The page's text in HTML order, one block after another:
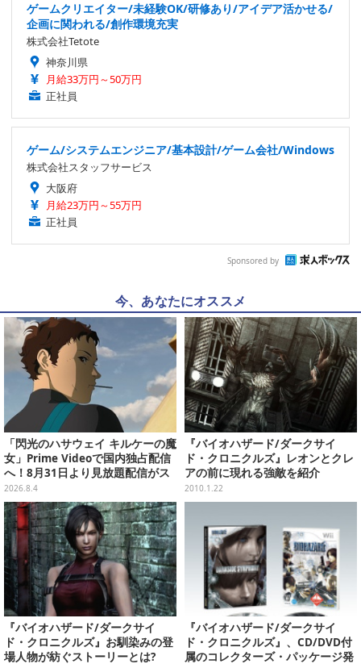
ゲームクリエイター/未経験OK/研修あり/アイデア活かせる/
企画に関われる/創作環境充実
株式会社Tetote
神奈川県
月給33万円～50万円
正社員
ゲーム/システムエンジニア/基本設計/ゲーム会社/Windows
株式会社スタッフサービス
大阪府
月給23万円～55万円
正社員
Sponsored by
今、あなたにオススメ
「閃光のハサウェイ キルケーの魔
女」Prime Videoで国内独占配信
へ！8月31日より見放題配信がス
タート
2026.8.4
『バイオハザード/ダークサイ
ド・クロニクルズ』レオンとクレ
アの前に現れる強敵を紹介
2010.1.22
『バイオハザード/ダークサイ
ド・クロニクルズ』お馴染みの登
場人物が紡ぐストーリーとは?
『バイオハザード/ダークサイ
ド・クロニクルズ』、CD/DVD付
属のコレクターズ・パッケージ発